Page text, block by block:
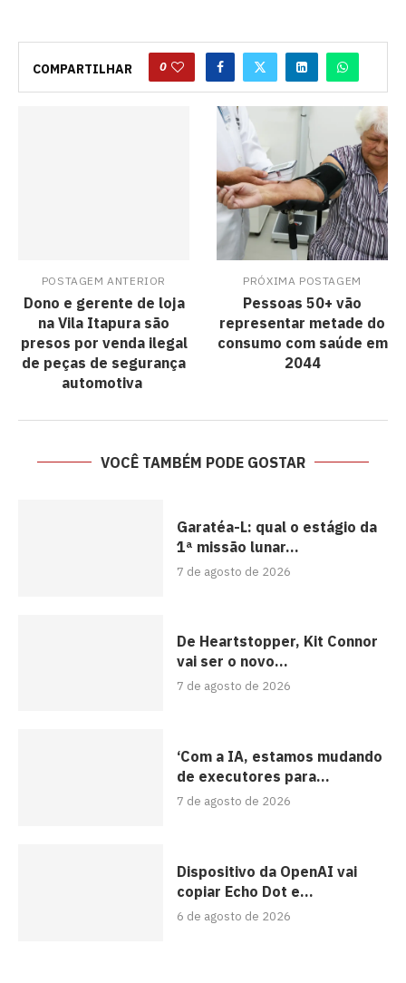
COMPARTILHAR 0
POSTAGEM ANTERIOR
Dono e gerente de loja
na Vila Itapura são
presos por venda ilegal
de peças de segurança
automotiva
PRÓXIMA POSTAGEM
Pessoas 50+ vão
representar metade do
consumo com saúde em
2044
VOCÊ TAMBÉM PODE GOSTAR
Garatéa-L: qual o estágio da
1ª missão lunar...
7 de agosto de 2026
De Heartstopper, Kit Connor
vai ser o novo...
7 de agosto de 2026
‘Com a IA, estamos mudando
de executores para...
7 de agosto de 2026
Dispositivo da OpenAI vai
copiar Echo Dot e...
6 de agosto de 2026